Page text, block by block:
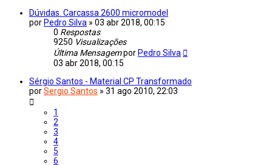
Dúvidas. Carcassa 2600 micromodel
por Pedro Silva » 03 abr 2018, 00:15
0 Respostas
9250 Visualizações
Última Mensagempor Pedro Silva
03 abr 2018, 00:15
Sérgio Santos - Material CP Transformado
porSergio Santos » 31 ago 2010, 22:03
1
2
3
4
5
6